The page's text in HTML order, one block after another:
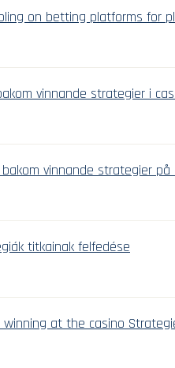
on betting platforms for
vinnande strategier i
vinnande strategier på
titkainak felfedése
at the casino